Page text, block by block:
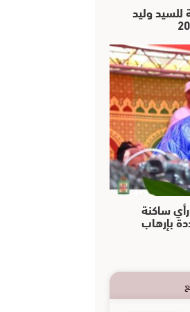
للسيد وليد
ساكنة
بإرهاب